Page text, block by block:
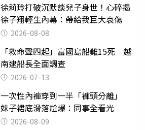
徐莉玲打破沉默談兒子身世！心碎揭
徐子翔輕生內幕：帶給我巨大哀傷
2026-08-08
「救命聲四起」富國島船難15死 越
南逮船長全面調查
2026-07-13
一次性內褲穿到一半「褲頭分離」
妹子裙底滑落尬爆：同事全看光
2026-08-09